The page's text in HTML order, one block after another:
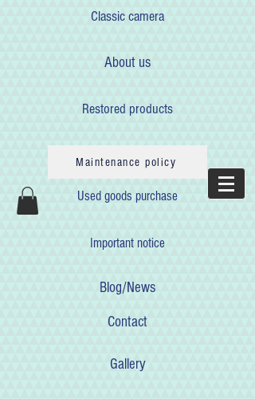
Classic camera
About us
Restored products
Maintenance policy
Used goods purchase
Important notice
Blog/News
Contact
Gallery